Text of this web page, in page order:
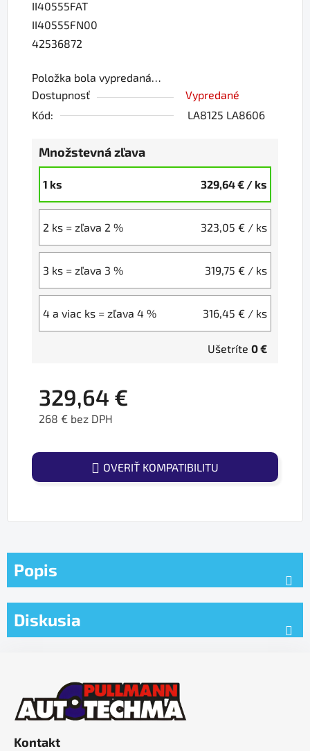
II40555FAT
II40555FN00
42536872
Položka bola vypredaná…
Dostupnosť
Vypredané
Kód:
LA8125 LA8606
Množstevná zľava
1 ks 329,64 € / ks
2 ks = zľava 2 % 323,05 € / ks
3 ks = zľava 3 % 319,75 € / ks
4 a viac ks = zľava 4 % 316,45 € / ks
Ušetríte 0 €
329,64 €
268 € bez DPH
OVERIŤ KOMPATIBILITU
Popis
Diskusia
Kontakt